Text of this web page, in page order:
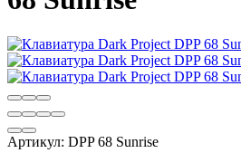
Артикул: DPP 68 Sunrise